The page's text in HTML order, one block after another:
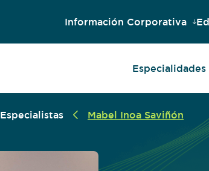
Información Corporativa
Especialidades
Especialistas Mabel Inoa Saviñón